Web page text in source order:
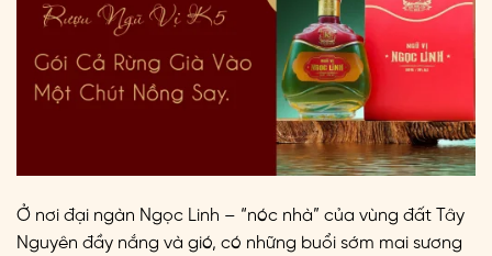
Ở nơi đại ngàn Ngọc Linh – “nóc nhà” của vùng đất Tây
Nguyên đầy nắng và gió, có những buổi sớm mai sương